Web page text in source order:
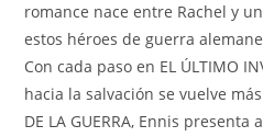
romance nace entre Rachel y
estos héroes de guerra
Con cada paso en EL ÚLTIMO
hacia la salvación se vuelve
DE LA GUERRA, Ennis